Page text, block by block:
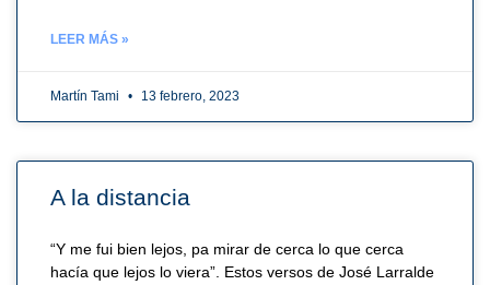
LEER MÁS »
Martín Tami 13 febrero, 2023
A la distancia
“Y me fui bien lejos, pa mirar de cerca lo que cerca
hacía que lejos lo viera”. Estos versos de José Larralde